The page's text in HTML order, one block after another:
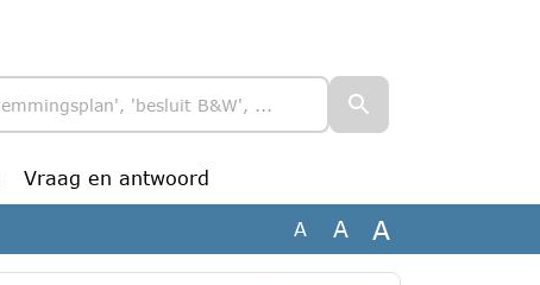
Vraag en antwoord
A A A